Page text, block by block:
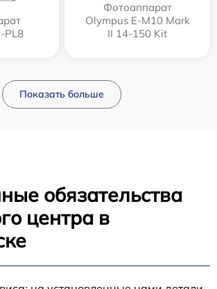
PL8
Фотоаппарат
Olympus E‑M10 Mark
II 14-150 Kit
Показать больше
обязательства
центра в